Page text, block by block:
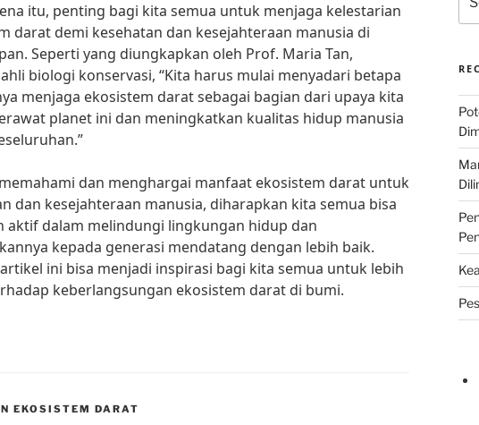
itu, penting bagi kita semua untuk menjaga kelestarian
darat demi kesehatan dan kesejahteraan manusia di
Seperti yang diungkapkan oleh Prof. Maria Tan,
biologi konservasi, “Kita harus mulai menyadari betapa
menjaga ekosistem darat sebagai bagian dari upaya kita
planet ini dan meningkatkan kualitas hidup manusia
dan menghargai manfaat ekosistem darat untuk
dan kesejahteraan manusia, diharapkan kita semua bisa
aktif dalam melindungi lingkungan hidup dan
kepada generasi mendatang dengan lebih baik.
ini bisa menjadi inspirasi bagi kita semua untuk lebih
keberlangsungan ekosistem darat di bumi.
EKOSISTEM DARAT
for: